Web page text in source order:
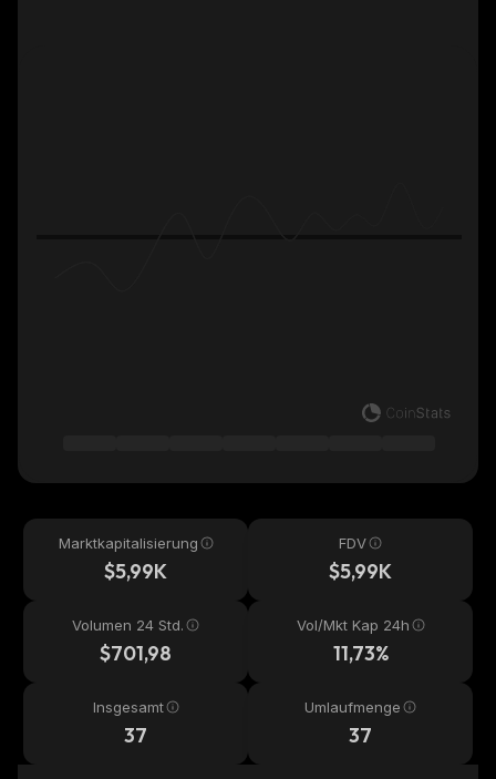
Marktkapitalisierung
$5,99K
FDV
$5,99K
Volumen 24 Std.
$701,98
Vol/Mkt Kap 24h
11,73%
Insgesamt
37
Umlaufmenge
37